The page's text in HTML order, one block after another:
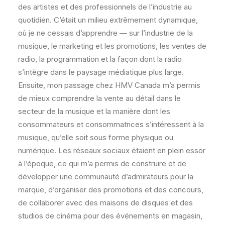
des artistes et des professionnels de l’industrie au
quotidien. C’était un milieu extrêmement dynamique,
où je ne cessais d’apprendre — sur l’industrie de la
musique, le marketing et les promotions, les ventes de
radio, la programmation et la façon dont la radio
s’intègre dans le paysage médiatique plus large.
Ensuite, mon passage chez HMV Canada m’a permis
de mieux comprendre la vente au détail dans le
secteur de la musique et la manière dont les
consommateurs et consommatrices s’intéressent à la
musique, qu’elle soit sous forme physique ou
numérique. Les réseaux sociaux étaient en plein essor
à l’époque, ce qui m’a permis de construire et de
développer une communauté d’admirateurs pour la
marque, d’organiser des promotions et des concours,
de collaborer avec des maisons de disques et des
studios de cinéma pour des événements en magasin,